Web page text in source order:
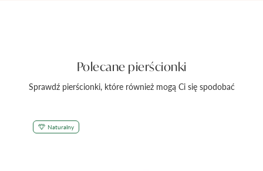
Polecane pierścionki
Sprawdź pierścionki, które również mogą Ci się spodobać
Naturalny